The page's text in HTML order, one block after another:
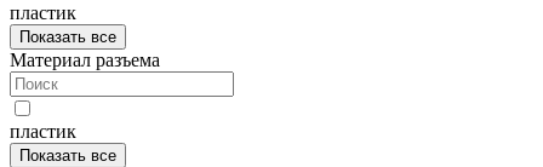
пластик
Показать все
Материал разъема
пластик
Показать все